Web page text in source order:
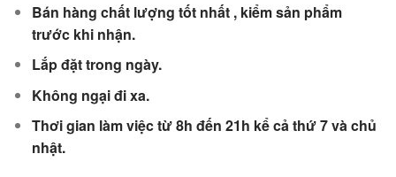
Bán hàng chất lượng tốt nhất , kiểm sản phẩm
trước khi nhận.
Lắp đặt trong ngày.
Không ngại đi xa.
Thơi gian làm việc từ 8h đến 21h kể cả thứ 7 và chủ
nhật.